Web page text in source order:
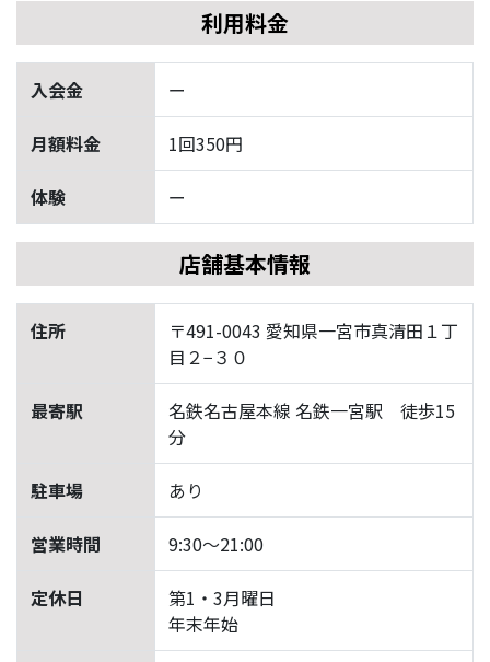
利用料金
入会金 ー
月額料金 1回350円
体験 ー
店舗基本情報
住所
〒491-0043 愛知県一宮市真清田１丁
目２−３０
最寄駅
名鉄名古屋本線 名鉄一宮駅 徒歩15
分
駐車場 あり
営業時間 9:30～21:00
定休日
第1・3月曜日
年末年始